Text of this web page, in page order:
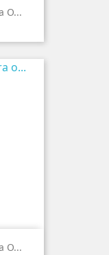
O...
O...